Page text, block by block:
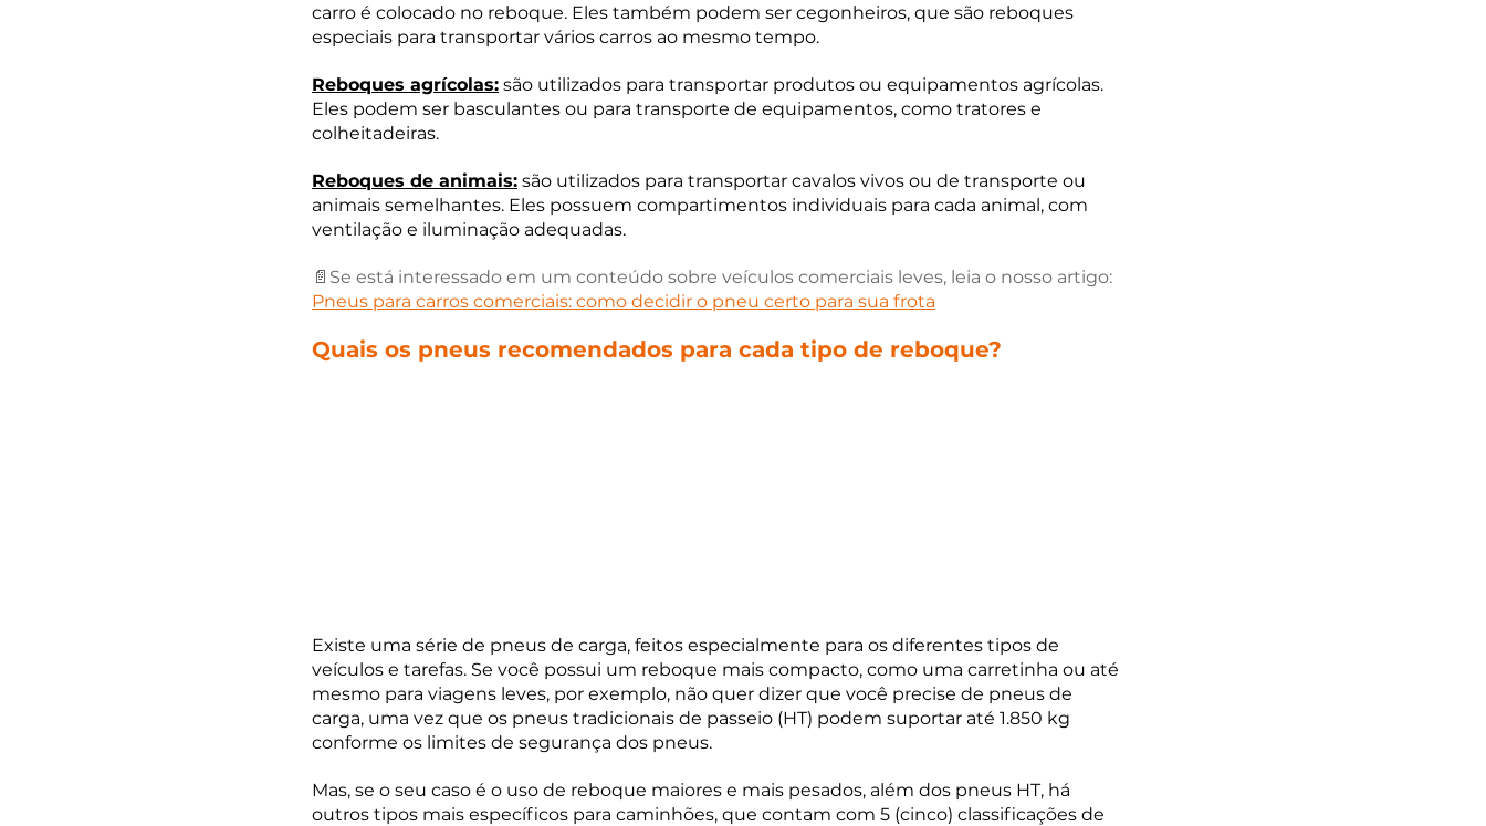
carro é colocado no reboque. Eles também podem ser cegonheiros, que são reboques
especiais para transportar vários carros ao mesmo tempo.
Reboques agrícolas: são utilizados para transportar produtos ou equipamentos agrícolas.
Eles podem ser basculantes ou para transporte de equipamentos, como tratores e
colheitadeiras.
Reboques de animais: são utilizados para transportar cavalos vivos ou de transporte ou
animais semelhantes. Eles possuem compartimentos individuais para cada animal, com
ventilação e iluminação adequadas.
📄Se está interessado em um conteúdo sobre veículos comerciais leves, leia o nosso artigo:
Pneus para carros comerciais: como decidir o pneu certo para sua frota
Quais os pneus recomendados para cada tipo de reboque?
Existe uma série de pneus de carga, feitos especialmente para os diferentes tipos de
veículos e tarefas. Se você possui um reboque mais compacto, como uma carretinha ou até
mesmo para viagens leves, por exemplo, não quer dizer que você precise de pneus de
carga, uma vez que os pneus tradicionais de passeio (HT) podem suportar até 1.850 kg
conforme os limites de segurança dos pneus.
Mas, se o seu caso é o uso de reboque maiores e mais pesados, além dos pneus HT, há
outros tipos mais específicos para caminhões, que contam com 5 (cinco) classificações de